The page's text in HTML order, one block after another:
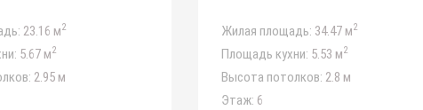
23.16 м2
5.67 м2
2.95 м
Жилая площадь: 34.47 м2
Площадь кухни: 5.53 м2
Высота потолков: 2.8 м
Этаж: 6